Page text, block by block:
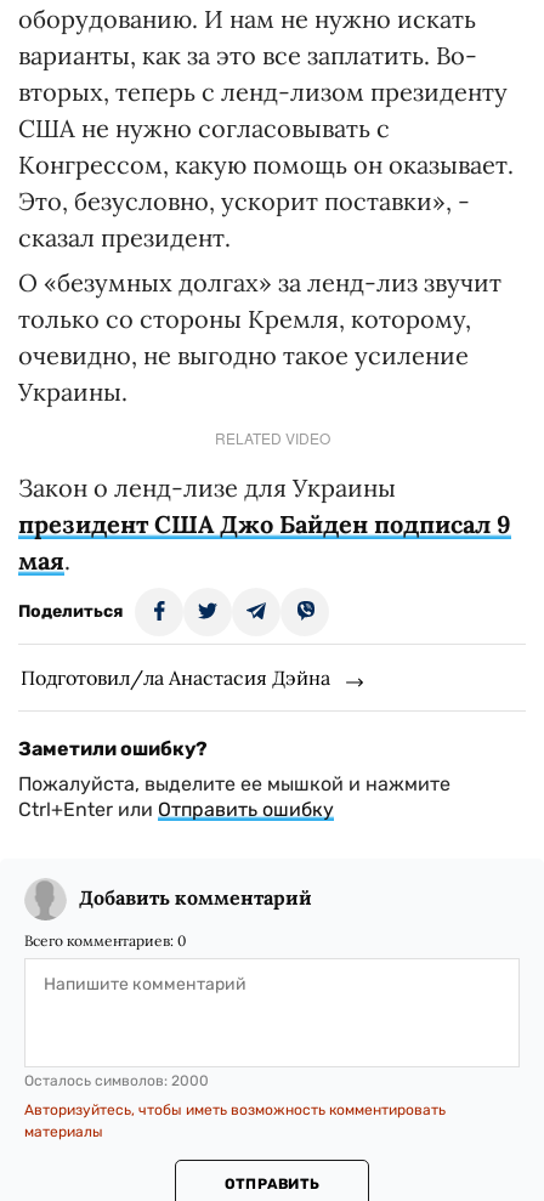
оборудованию. И нам не нужно искать
варианты, как за это все заплатить. Во-
вторых, теперь с ленд-лизом президенту
США не нужно согласовывать с
Конгрессом, какую помощь он оказывает.
Это, безусловно, ускорит поставки», -
сказал президент.
О «безумных долгах» за ленд-лиз звучит
только со стороны Кремля, которому,
очевидно, не выгодно такое усиление
Украины.
RELATED VIDEO
Закон о ленд-лизе для Украины
президент США Джо Байден подписал 9
мая.
Поделиться
Подготовил/ла Анастасия Дэйна
Заметили ошибку?
Пожалуйста, выделите ее мышкой и нажмите
Ctrl+Enter или Отправить ошибку
Добавить комментарий
Всего комментариев: 0
Осталось символов: 2000
Авторизуйтесь, чтобы иметь возможность комментировать
материалы
ОТПРАВИТЬ